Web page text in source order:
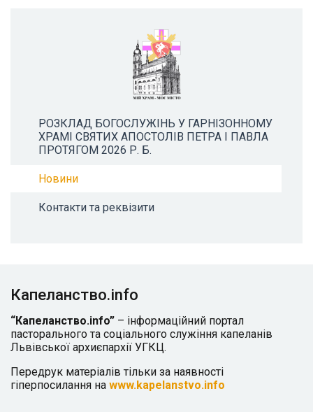
РОЗКЛАД БОГОСЛУЖІНЬ У ГАРНІЗОННОМУ
ХРАМІ СВЯТИХ АПОСТОЛІВ ПЕТРА І ПАВЛА
ПРОТЯГОМ 2026 Р. Б.
Новини
Контакти та реквізити
Капеланство.info
“Капеланство.info” – інформаційний портал
пасторального та соціального служіння капеланів
Львівської архиєпархії УГКЦ.
Передрук матеріалів тільки за наявності
гіперпосилання на www.kapelanstvo.info